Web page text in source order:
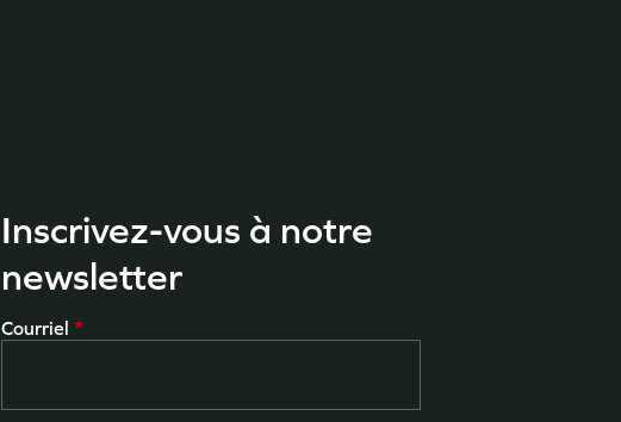
Inscrivez-vous à notre
newsletter
Courriel